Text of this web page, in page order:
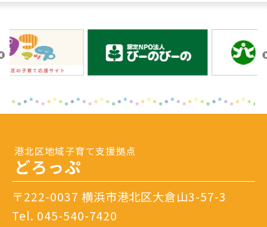
港北区地域子育て支援拠点
どろっぷ
〒222-0037 横浜市港北区大倉山3-57-3
Tel. 045-540-7420